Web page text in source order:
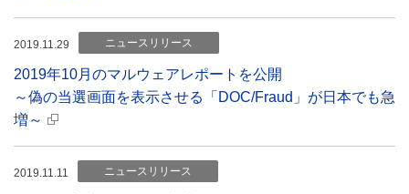
2019.11.29 ニュースリリース
2019年10月のマルウェアレポートを公開
～偽の当選画面を表示させる「DOC/Fraud」が日本でも急
増～
2019.11.11 ニュースリリース